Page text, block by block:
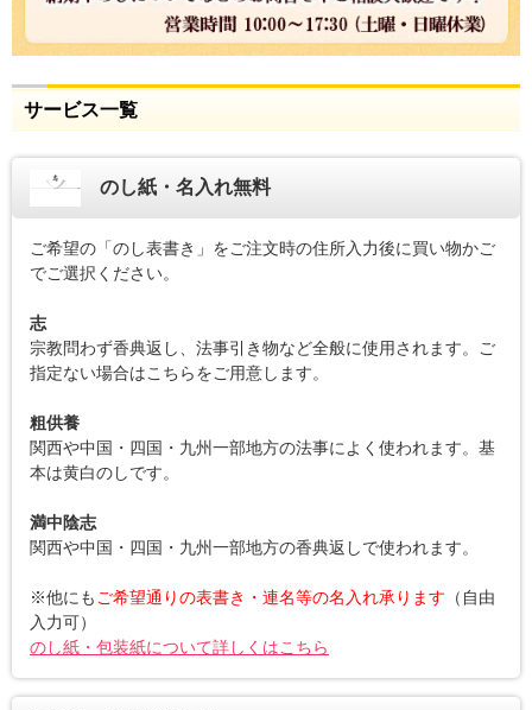
サービス一覧
のし紙・名入れ無料
ご希望の「のし表書き」をご注文時の住所入力後に買い物かご
でご選択ください。
志
宗教問わず香典返し、法事引き物など全般に使用されます。ご
指定ない場合はこちらをご用意します。
粗供養
関西や中国・四国・九州一部地方の法事によく使われます。基
本は黄白のしです。
満中陰志
関西や中国・四国・九州一部地方の香典返しで使われます。
※他にも ご希望通りの表書き・連名等の名入れ承ります （自由
入力可）
のし紙・包装紙について詳しくはこちら